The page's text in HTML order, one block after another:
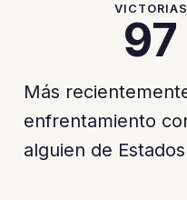
VICTORIAS
97
Más
enfrentamiento
alguien de